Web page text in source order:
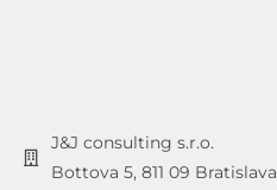
J&J consulting s.r.o.
Bottova 5, 811 09 Bratislava